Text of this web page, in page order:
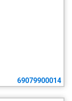
69079900014